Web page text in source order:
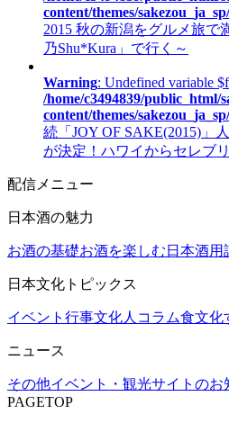
content/themes/
2015 秋の新潟をグルメ旅で
乃Shu*Kura」で行く～
Warning: Undefined variable
/home/c3494839/public_html/
content/themes/
続「JOY OF SAKE(2015)」
が決定！ハワイからセレブ
配信メニュー
日本酒の魅力
お酒の基礎お酒を楽しむ 日本酒用
日本文化トピックス
イベント行事文化人コラム食文化
ニュース
その他イベント・観光サイトのお
PAGETOP